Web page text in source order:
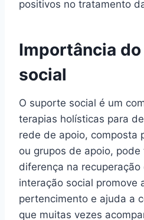
positivos no tratamento
Importância
social
O suporte social é um
terapias holísticas para
rede de apoio, composta
ou grupos de apoio,
diferença na recuperação
interação social promove
pertencimento e ajuda a
que muitas vezes